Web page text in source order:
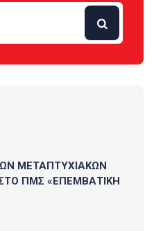
ΜΕΤΑΠΤΥΧΙΑΚΩΝ
ΠΜΣ «ΕΠΕΜΒΑΤΙΚΗ